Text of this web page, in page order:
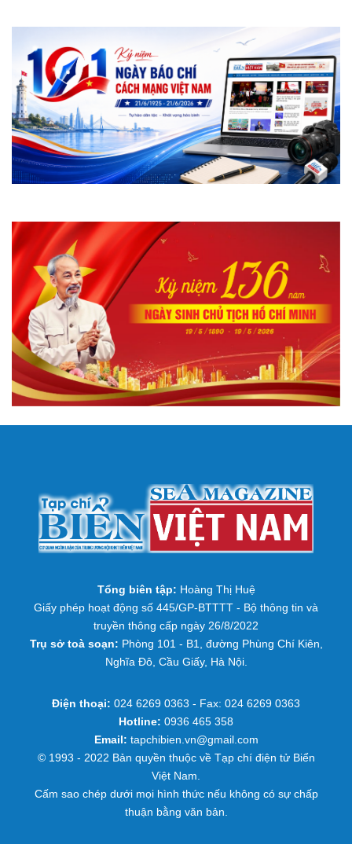
Tổng biên tập: Hoàng Thị Huệ
Giấy phép hoạt động số 445/GP-BTTTT - Bộ thông tin và
truyền thông cấp ngày 26/8/2022
Trụ sở toà soạn: Phòng 101 - B1, đường Phùng Chí Kiên,
Nghĩa Đô, Cầu Giấy, Hà Nội.
Điện thoại: 024 6269 0363 - Fax: 024 6269 0363
Hotline: 0936 465 358
Email: tapchibien.vn@gmail.com
© 1993 - 2022 Bản quyền thuộc về Tạp chí điện tử Biển
Việt Nam.
Cấm sao chép dưới mọi hình thức nếu không có sự chấp
thuận bằng văn bản.